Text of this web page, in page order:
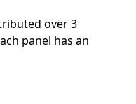
over 3
panel has an